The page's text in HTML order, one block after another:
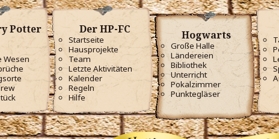
Potter
Wesen
Der HP-FC
Startseite
Hausprojekte
Team
Letzte Aktivitäten
Kalender
Regeln
Hilfe
Hogwarts
Große Halle
Ländereien
Bibliothek
Unterricht
Pokalzimmer
Punktegläser